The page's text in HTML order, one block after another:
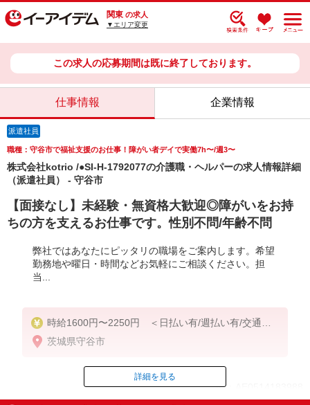
関東 の求人
▼エリア変更
この求人の応募期間は既に終了しております。
仕事情報 企業情報
派遣社員
職種：守谷市で福祉支援のお仕事！障がい者デイで実働7h〜/週3〜
株式会社kotrio /●SI-H-1792077の介護職・ヘルパーの求人情報詳細
（派遣社員） - 守谷市
【面接なし】未経験・無資格大歓迎◎障がいをお持
ちの方を支えるお仕事です。性別不問/年齢不問
弊社ではあなたにピッタリの職場をご案内します。希望
勤務地や曜日・時間などお気軽にご相談ください。担
当...
時給1600円〜2250円 ＜日払い有/週払い有/交通費
全支給(ガソリン代含む)＞
茨城県守谷市
ID：AE0514183988
詳細を見る